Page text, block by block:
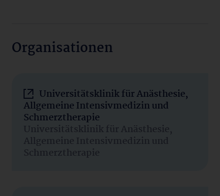
Organisationen
Universitätsklinik für Anästhesie,
Allgemeine Intensivmedizin und
Schmerztherapie
Universitätsklinik für Anästhesie,
Allgemeine Intensivmedizin und
Schmerztherapie